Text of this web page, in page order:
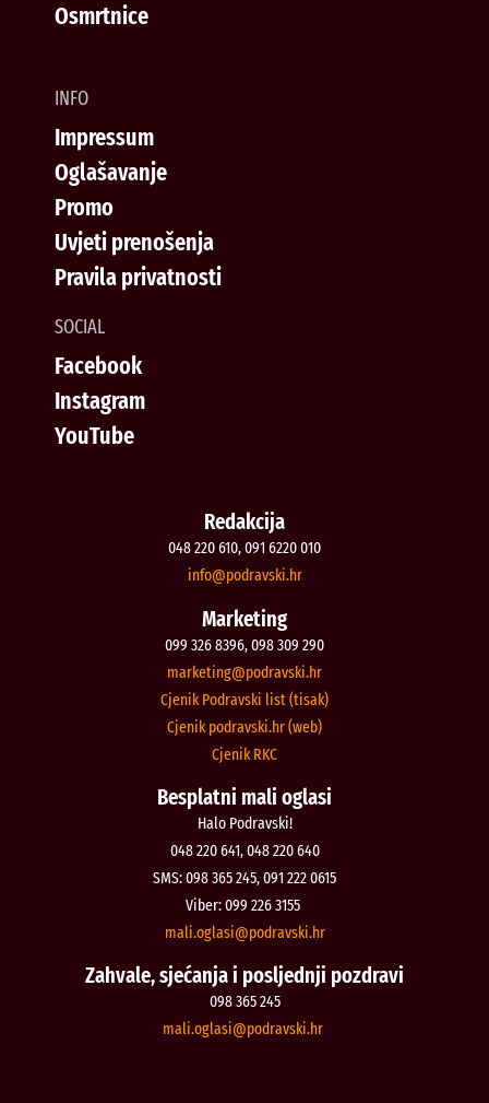
Osmrtnice
INFO
Impressum
Oglašavanje
Promo
Uvjeti prenošenja
Pravila privatnosti
SOCIAL
Facebook
Instagram
YouTube
Redakcija
048 220 610, 091 6220 010
rh.iksvardop
@ofni
Marketing
099 326 8396, 098 309 290
rh.iksvardop
@gnitekram
Cjenik Podravski list (tisak)
Cjenik podravski.hr (web)
Cjenik RKC
Besplatni mali oglasi
Halo Podravski!
048 220 641, 048 220 640
SMS: 098 365 245, 091 222 0615
Viber: 099 226 3155
rh.iksvardop
@isalgo.ilam
Zahvale, sjećanja i posljednji pozdravi
098 365 245
rh.iksvardop
@isalgo.ilam